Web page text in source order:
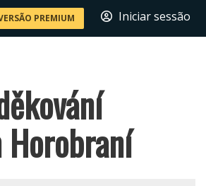
PREMIUM Iniciar sessão